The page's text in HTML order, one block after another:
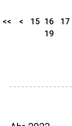
<< < 15 16 17
19